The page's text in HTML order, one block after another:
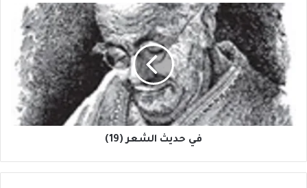
حديث
الشعر
في حديث الشعر (19)